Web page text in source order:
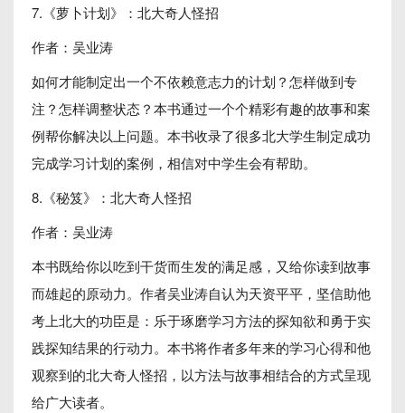
7.《萝卜计划》：北大奇人怪招
作者：吴业涛
如何才能制定出一个不依赖意志力的计划？怎样做到专
注？怎样调整状态？本书通过一个个精彩有趣的故事和案
例帮你解决以上问题。本书收录了很多北大学生制定成功
完成学习计划的案例，相信对中学生会有帮助。
8.《秘笈》：北大奇人怪招
作者：吴业涛
本书既给你以吃到干货而生发的满足感，又给你读到故事
而雄起的原动力。作者吴业涛自认为天资平平，坚信助他
考上北大的功臣是：乐于琢磨学习方法的探知欲和勇于实
践探知结果的行动力。本书将作者多年来的学习心得和他
观察到的北大奇人怪招，以方法与故事相结合的方式呈现
给广大读者。